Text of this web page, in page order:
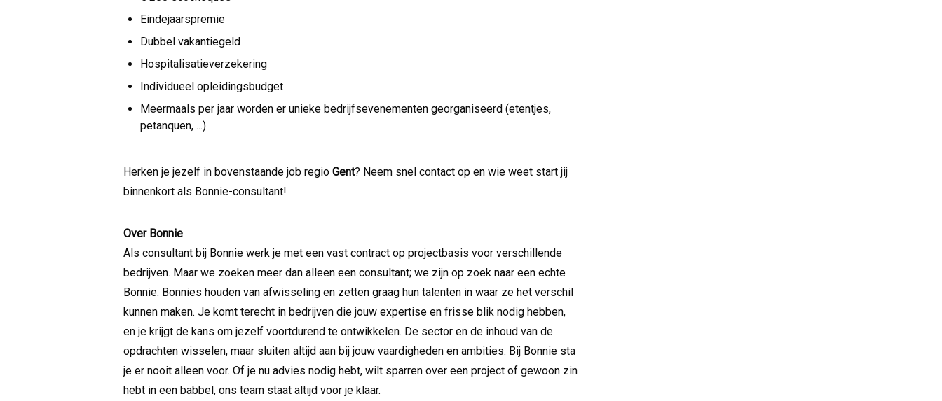
Eindejaarspremie
Dubbel vakantiegeld
Hospitalisatieverzekering
Individueel opleidingsbudget
Meermaals per jaar worden er unieke bedrijfsevenementen georganiseerd (etentjes,
petanquen, ...)
Herken je jezelf in bovenstaande job regio Gent? Neem snel contact op en wie weet start jij
binnenkort als Bonnie-consultant!
Over Bonnie
Als consultant bij Bonnie werk je met een vast contract op projectbasis voor verschillende
bedrijven. Maar we zoeken meer dan alleen een consultant; we zijn op zoek naar een echte
Bonnie. Bonnies houden van afwisseling en zetten graag hun talenten in waar ze het verschil
kunnen maken. Je komt terecht in bedrijven die jouw expertise en frisse blik nodig hebben,
en je krijgt de kans om jezelf voortdurend te ontwikkelen. De sector en de inhoud van de
opdrachten wisselen, maar sluiten altijd aan bij jouw vaardigheden en ambities. Bij Bonnie sta
je er nooit alleen voor. Of je nu advies nodig hebt, wilt sparren over een project of gewoon zin
hebt in een babbel, ons team staat altijd voor je klaar.